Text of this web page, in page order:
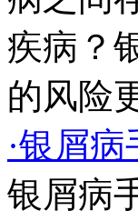
疾病？
的风险
·银屑
银屑病